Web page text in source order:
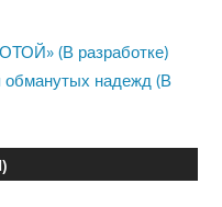
(В разработке)
обманутых надежд (В